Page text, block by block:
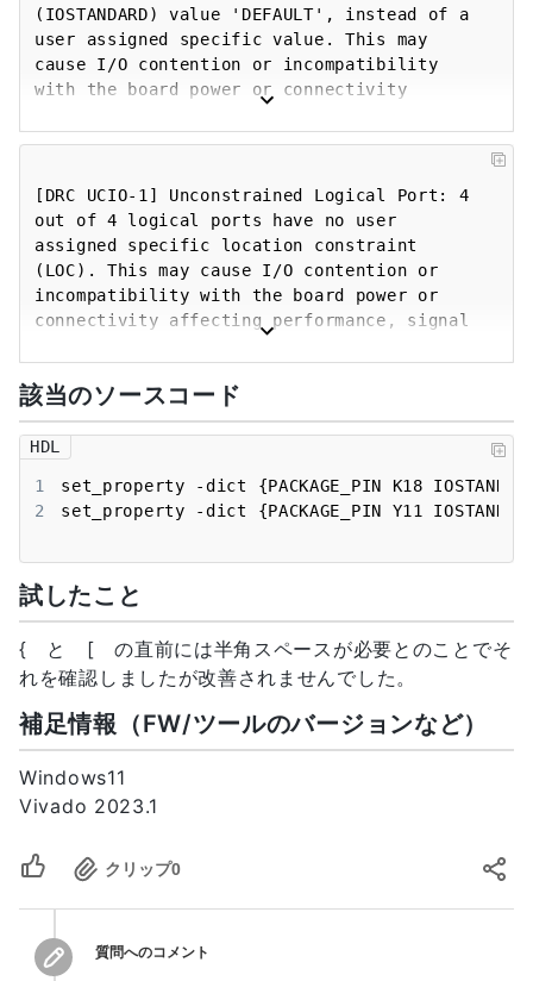
(IOSTANDARD) value 'DEFAULT', instead of a
user assigned specific value. This may
cause I/O contention or incompatibility
with the board power or connectivity
To correct this violation, specify all I/O
standards. This design will fail to
generate a bitstream unless all logical
ports have a user specified I/O standard
value defined. To allow bitstream creation
with unspecified I/O standard values (not
recommended), use this command:
set_property SEVERITY {Warning}
[get_drc_checks NSTD-1].  NOTE: When using
launch_runs Tcl command), add this command
to a .tcl file and add that file as a pre-
hook for write_bitstream step for the
implementation run. Problem ports: q[1:0],
[DRC UCIO-1] Unconstrained Logical Port: 4
out of 4 logical ports have no user
assigned specific location constraint
(LOC). This may cause I/O contention or
incompatibility with the board power or
connectivity affecting performance, signal
is connected. To correct this violation,
specify all pin locations. This design will
fail to generate a bitstream unless all
LOC constraint defined.  To allow bitstream
creation with unspecified pin locations
[get_drc_checks UCIO-1].  NOTE: When using
the Vivado Runs infrastructure (e.g.
launch_runs Tcl command), add this command
to a .tcl file and add that file as a pre-
implementation run.  Problem ports: q[1:0],
i0, and i1.
該当のソースコード
HDL
1
2
set_property -dict {PACKAGE_PIN Y11
試したこと
{ と [ の直前には半角スペースが必要とのことでそ
れを確認しましたが改善されませんでした。
補足情報（FW/ツールのバージョンなど）
Windows11
Vivado 2023.1
クリップ0
質問へのコメント